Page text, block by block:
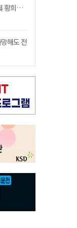
황희…
해도 전